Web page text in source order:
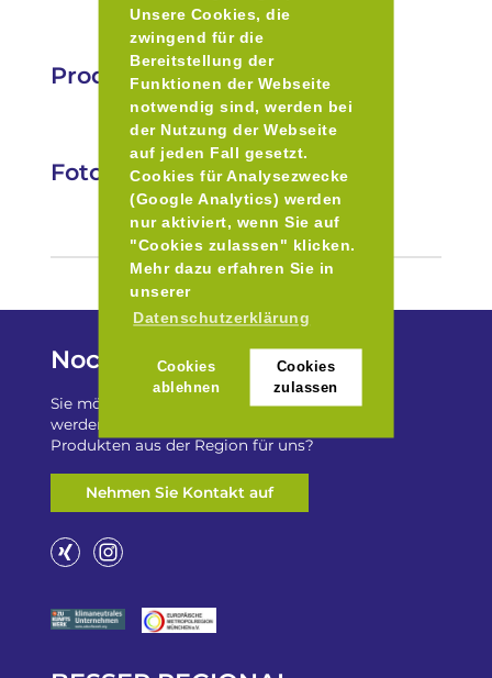
Unsere Cookies, die
zwingend für die
Bereitstellung der
Funktionen der Webseite
notwendig sind, werden bei
der Nutzung der Webseite
auf jeden Fall gesetzt.
Cookies für Analysezwecke
(Google Analytics) werden
nur aktiviert, wenn Sie auf
"Cookies zulassen" klicken.
Mehr dazu erfahren Sie in
unserer
Datenschutzerklärung
Cookies
ablehnen
Cookies
zulassen
Produkte
Fotos
Noch Fragen?
Sie möchten auf „Besser Regional“ gelistet
werden? Oder haben Sie einen Freizeittip zu
Produkten aus der Region für uns?
Nehmen Sie Kontakt auf